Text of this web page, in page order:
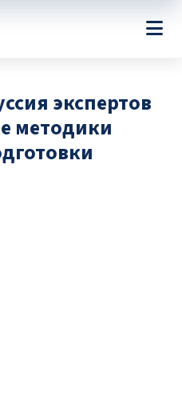
экспертов
методики